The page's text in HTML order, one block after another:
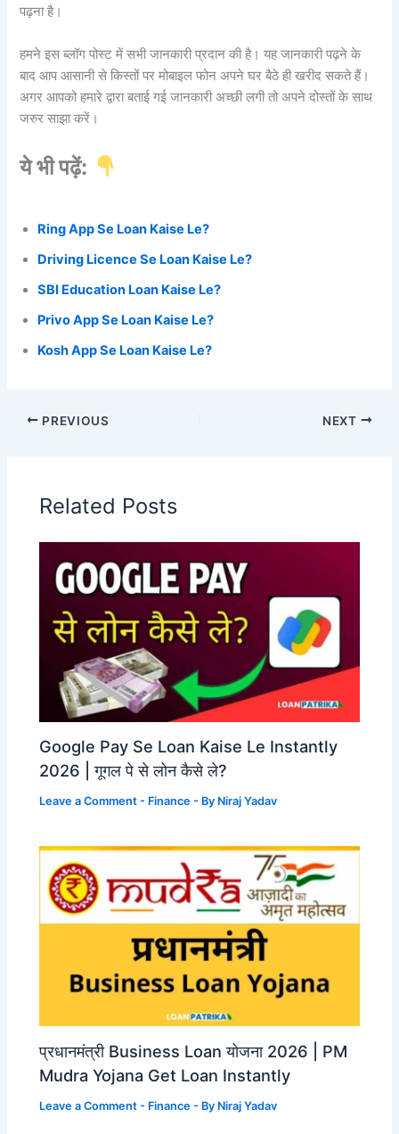
पढ़ना है।
हमने इस ब्लॉग पोस्ट में सभी जानकारी प्रदान की है। यह जानकारी पढ़ने के
बाद आप आसानी से किस्तों पर मोबाइल फोन अपने घर बैठे ही खरीद सकते हैं।
अगर आपको हमारे द्वारा बताई गई जानकारी अच्छी लगी तो अपने दोस्तों के साथ
जरुर साझा करें।
ये भी पढ़ें:
Ring App Se Loan Kaise Le?
Driving Licence Se Loan Kaise Le?
SBI Education Loan Kaise Le?
Privo App Se Loan Kaise Le?
Kosh App Se Loan Kaise Le?
PREVIOUS NEXT
Related Posts
Google Pay Se Loan Kaise Le Instantly
2026 | गूगल पे से लोन कैसे ले?
Leave a Comment - Finance - By Niraj Yadav
प्रधानमंत्री Business Loan योजना 2026 | PM
Mudra Yojana Get Loan Instantly
Leave a Comment - Finance - By Niraj Yadav